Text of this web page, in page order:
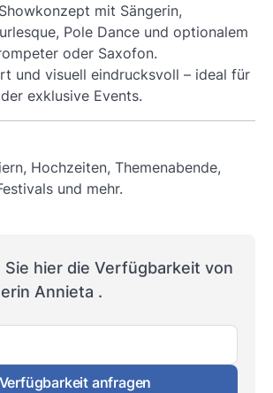
mit Sängerin,
Pole Dance und optionalem
oder Saxofon.
und visuell eindrucksvoll – ideal für
exklusive Events.
Hochzeiten, Themenabende,
und mehr.
hier die Verfügbarkeit von
Annieta .
Verfügbarkeit anfragen